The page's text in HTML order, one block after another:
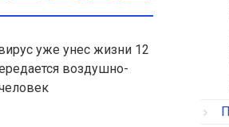
уже унес жизни 12
воздушно-